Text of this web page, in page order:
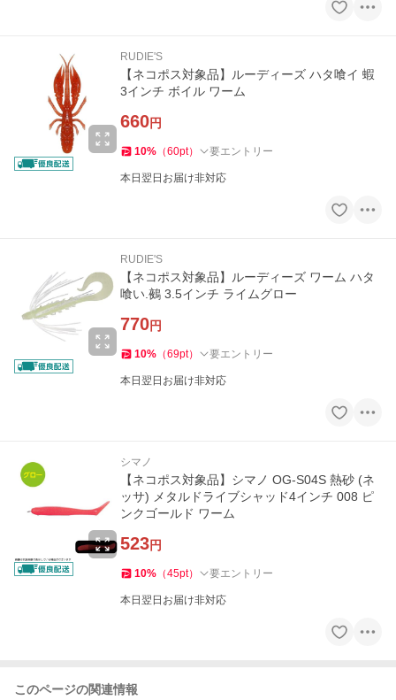
RUDIE'S
【ネコポス対象品】ルーディーズ ハタ喰イ 蝦
3インチ ボイル ワーム
660円
10% （60pt） 要エントリー
本日翌日お届け非対応
RUDIE'S
【ネコポス対象品】ルーディーズ ワーム ハタ
喰い.鵺 3.5インチ ライムグロー
770円
10% （69pt） 要エントリー
本日翌日お届け非対応
シマノ
【ネコポス対象品】シマノ OG-S04S 熱砂 (ネ
ッサ) メタルドライブシャッド4インチ 008 ピ
ンクゴールド ワーム
523円
10% （45pt） 要エントリー
本日翌日お届け非対応
このページの関連情報